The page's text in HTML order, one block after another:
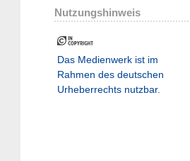
Nutzungshinweis
Das Medienwerk ist im
Rahmen des deutschen
Urheberrechts nutzbar.